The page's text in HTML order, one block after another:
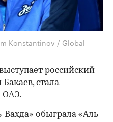
Konstantinov / Global
российский
стала
ОАЭ.
обыграла «Аль-